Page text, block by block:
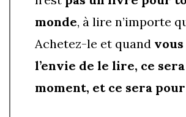
monde, à lire n’importe
Achetez-le et quand
l’envie de le lire, ce
moment, et ce sera